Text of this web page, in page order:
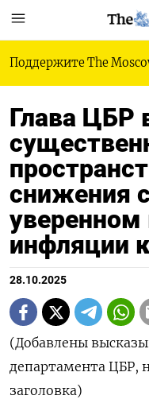
Поддержите The
Глава ЦБР
снижения
инфляции
28.10.2025
(Добавлены
департамента ЦБР,
заголовка)